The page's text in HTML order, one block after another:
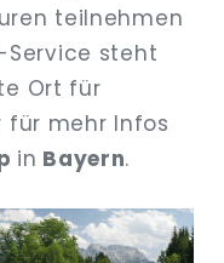
teilnehmen
steht
Ort für
für mehr Infos
in Bayern.